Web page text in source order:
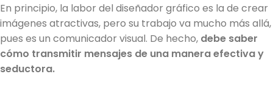
En principio, la labor del diseñador gráfico es la de crear
imágenes atractivas, pero su trabajo va mucho más allá,
pues es un comunicador visual. De hecho, debe saber
cómo transmitir mensajes de una manera efectiva y
seductora.